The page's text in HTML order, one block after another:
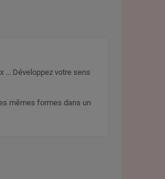
... Développez votre sens
mêmes formes dans un